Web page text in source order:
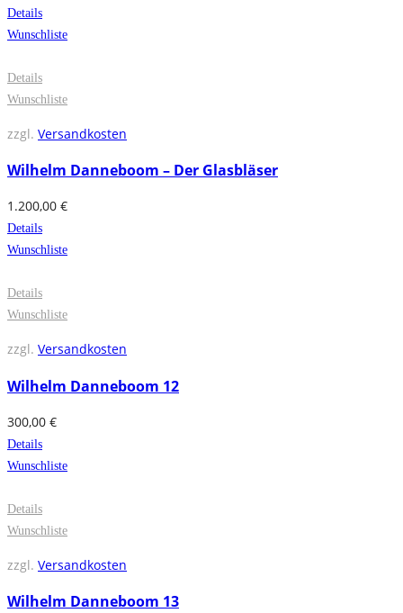
Details
Wunschliste
Details
Wunschliste
zzgl. Versandkosten
Wilhelm Danneboom – Der Glasbläser
1.200,00 €
Details
Wunschliste
Details
Wunschliste
zzgl. Versandkosten
Wilhelm Danneboom 12
300,00 €
Details
Wunschliste
Details
Wunschliste
zzgl. Versandkosten
Wilhelm Danneboom 13